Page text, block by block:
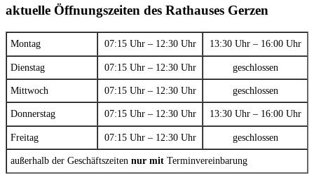
aktuelle Öffnungszeiten des Rathauses Gerzen
Montag 07:15 Uhr – 12:30 Uhr 13:30 Uhr – 16:00 Uhr
Dienstag 07:15 Uhr – 12:30 Uhr geschlossen
Mittwoch 07:15 Uhr – 12:30 Uhr geschlossen
Donnerstag 07:15 Uhr – 12:30 Uhr 13:30 Uhr – 16:00 Uhr
Freitag 07:15 Uhr – 12:30 Uhr geschlossen
außerhalb der Geschäftszeiten nur mit Terminvereinbarung